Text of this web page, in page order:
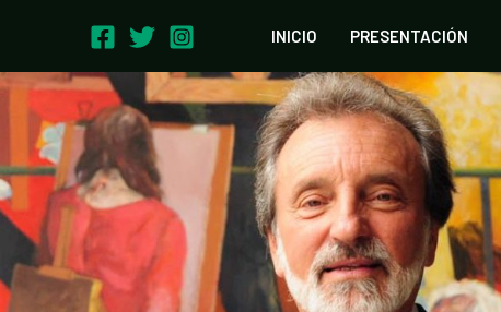
INICIO PRESENTACIÓN